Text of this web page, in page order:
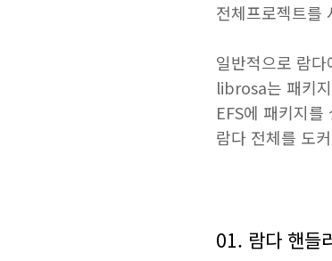
전체프로젝트를
일반적으로 람
librosa는 패키
EFS에 패키지
람다 전체를 도
01. 람다 핸들